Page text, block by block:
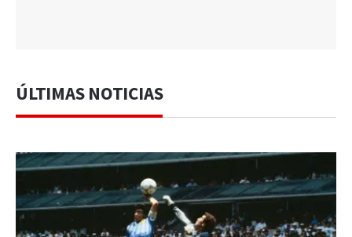
ÚLTIMAS NOTICIAS